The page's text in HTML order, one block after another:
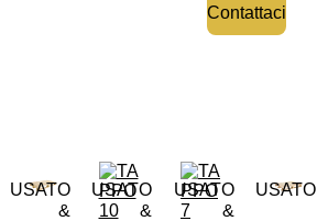
Contattaci
USATO
&
USATO
&
USATO
&
USATO